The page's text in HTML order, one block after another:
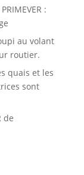
:
au volant
routier.
quais et les
sont
de